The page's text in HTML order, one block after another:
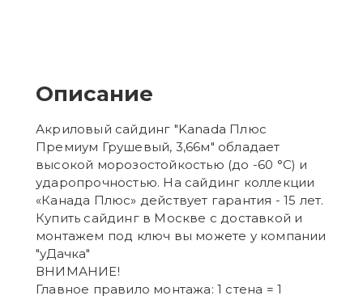
Описание
Акриловый сайдинг "Kanada Плюс
Премиум Грушевый, 3,66м" обладает
высокой морозостойкостью (до -60 °C) и
ударопрочностью. На сайдинг коллекции
«Канада Плюс» действует гарантия - 15 лет.
Купить сайдинг в Москве с доставкой и
монтажем под ключ вы можете у компании
"уДачка"
ВНИМАНИЕ!
Главное правило монтажа: 1 стена = 1